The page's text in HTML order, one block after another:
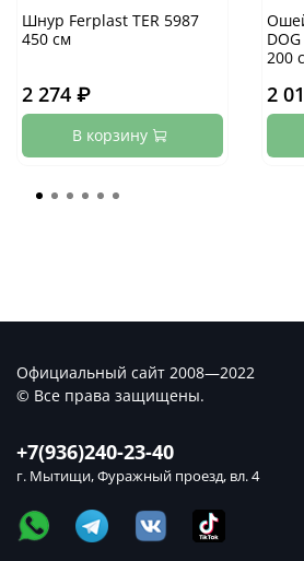
Шнур Ferplast TER 5987
450 см
2 274 ₽
В корзину
200
2
+7(936)240-23-40
г. Мытищи, Фуражный проезд, вл. 4
Официальный сайт 2008—2022
© Все права защищены.